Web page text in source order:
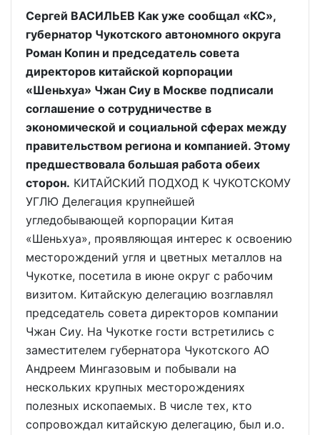
Сергей ВАСИЛЬЕВ Как уже сообщал «КС»,
губернатор Чукотского автономного округа
Роман Копин и председатель совета
директоров китайской корпорации
«Шеньхуа» Чжан Сиу в Москве подписали
соглашение о сотрудничестве в
экономической и социальной сферах между
правительством региона и компанией. Этому
предшествовала большая работа обеих
сторон. КИТАЙСКИЙ ПОДХОД К ЧУКОТСКОМУ
УГЛЮ Делегация крупнейшей
угледобывающей корпорации Китая
«Шеньхуа», проявляющая интерес к освоению
месторождений угля и цветных металлов на
Чукотке, посетила в июне округ с рабочим
визитом. Китайскую делегацию возглавлял
председатель совета директоров компании
Чжан Сиу. На Чукотке гости встретились с
заместителем губернатора Чукотского АО
Андреем Мингазовым и побывали на
нескольких крупных месторождениях
полезных ископаемых. В числе тех, кто
сопровождал китайскую делегацию, был и.о.